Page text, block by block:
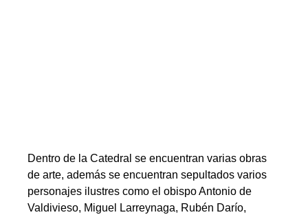
Dentro de la Catedral se encuentran varias obras
de arte, además se encuentran sepultados varios
personajes ilustres como el obispo Antonio de
Valdivieso, Miguel Larreynaga, Rubén Darío,